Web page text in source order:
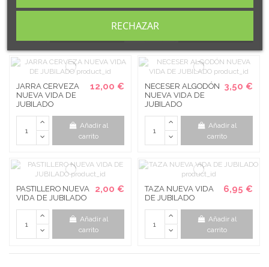
JARRA CERVEZA
NUEVA VIDA DE
JUBILADO
12,00 €
Añadir al
carrito
NECESER ALGODÓN
NUEVA VIDA DE
JUBILADO
3,50 €
Añadir al
carrito
PASTILLERO NUEVA
VIDA DE JUBILADO
2,00 €
Añadir al
carrito
TAZA NUEVA VIDA
DE JUBILADO
6,95 €
Añadir al
carrito
RECHAZAR